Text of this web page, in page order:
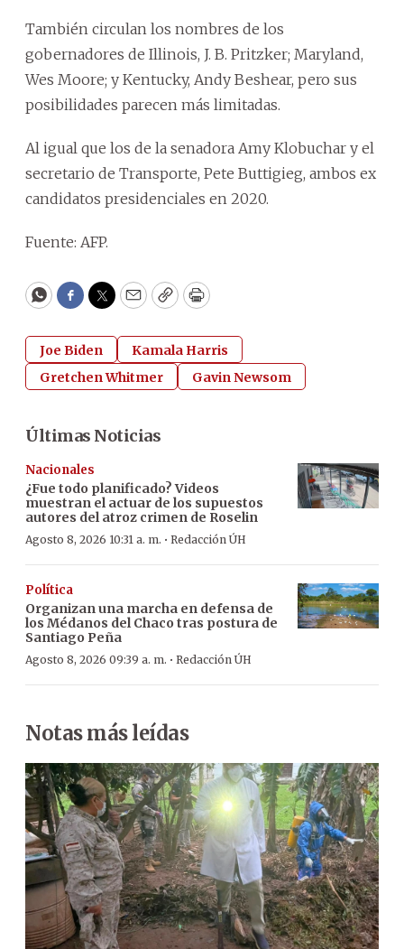
También circulan los nombres de los
gobernadores de Illinois, J. B. Pritzker; Maryland,
Wes Moore; y Kentucky, Andy Beshear, pero sus
posibilidades parecen más limitadas.
Al igual que los de la senadora Amy Klobuchar y el
secretario de Transporte, Pete Buttigieg, ambos ex
candidatos presidenciales en 2020.
Fuente: AFP.
WhatsApp
Facebook
Twitter
EmailCopyPrint
Joe Biden
Kamala Harris
Gretchen Whitmer
Gavin Newsom
Últimas Noticias
Nacionales
¿Fue todo planificado? Videos
muestran el actuar de los supuestos
autores del atroz crimen de Roselin
Agosto 8, 2026 10:31 a. m. · Redacción ÚH
Política
Organizan una marcha en defensa de
los Médanos del Chaco tras postura de
Santiago Peña
Agosto 8, 2026 09:39 a. m. · Redacción ÚH
Notas más leídas